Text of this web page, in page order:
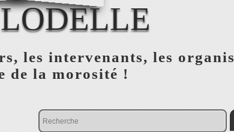
les intervenants, les
de la morosité !